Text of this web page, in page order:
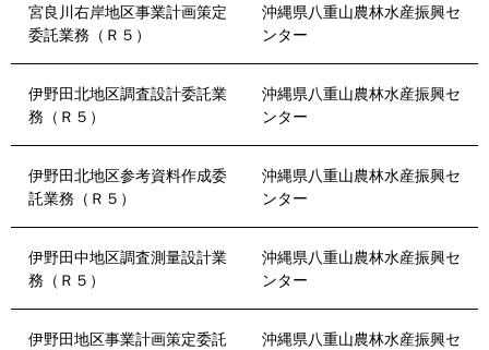
宮良川右岸地区事業計画策定
委託業務（Ｒ５）
沖縄県八重山農林水産振興セ
ンター
伊野田北地区調査設計委託業
務（Ｒ５）
沖縄県八重山農林水産振興セ
ンター
伊野田北地区参考資料作成委
託業務（Ｒ５）
沖縄県八重山農林水産振興セ
ンター
伊野田中地区調査測量設計業
務（Ｒ５）
沖縄県八重山農林水産振興セ
ンター
伊野田地区事業計画策定委託
沖縄県八重山農林水産振興セ